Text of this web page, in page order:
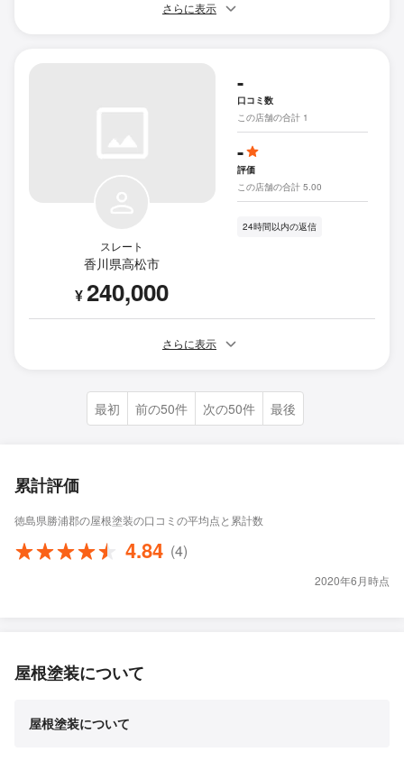
さらに表示
スレート
香川県高松市
¥240,000
-
口コミ数
この店舗の合計 1
-
評価
この店舗の合計 5.00
24時間以内の返信
さらに表示
最初 前の50件 次の50件 最後
累計評価
徳島県勝浦郡の屋根塗装の口コミの平均点と累計数
4.84 (4)
2020年6月時点
屋根塗装について
屋根塗装について